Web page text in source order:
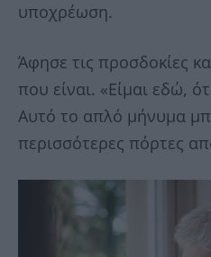
υποχρέωση.
Άφησε τις προσδοκίες
που είναι. «Είμαι εδώ,
Αυτό το απλό μήνυμα
περισσότερες πόρτες